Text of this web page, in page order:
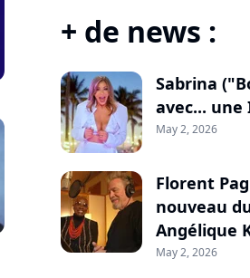
+ de news :
Sabrina
avec... une
May 2, 2026
Florent
nouveau
Angélique
May 2, 2026